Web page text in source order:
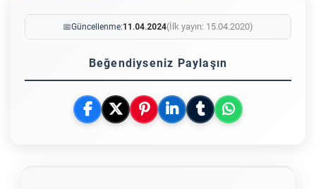
📅Güncellenme:11.04.2024(İlk yayın: 15.04.2020)
Beğendiyseniz Paylaşın